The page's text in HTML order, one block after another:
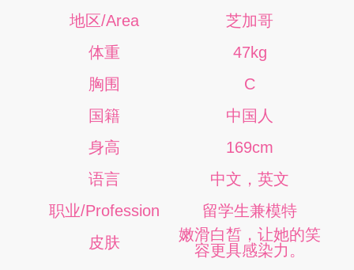
地区/Area
芝加哥
体重
47kg
胸围
C
国籍
中国人
身高
169cm
语言
中文，英文
职业/Profession
留学生兼模特
皮肤
嫩滑白皙，让她的笑
容更具感染力。